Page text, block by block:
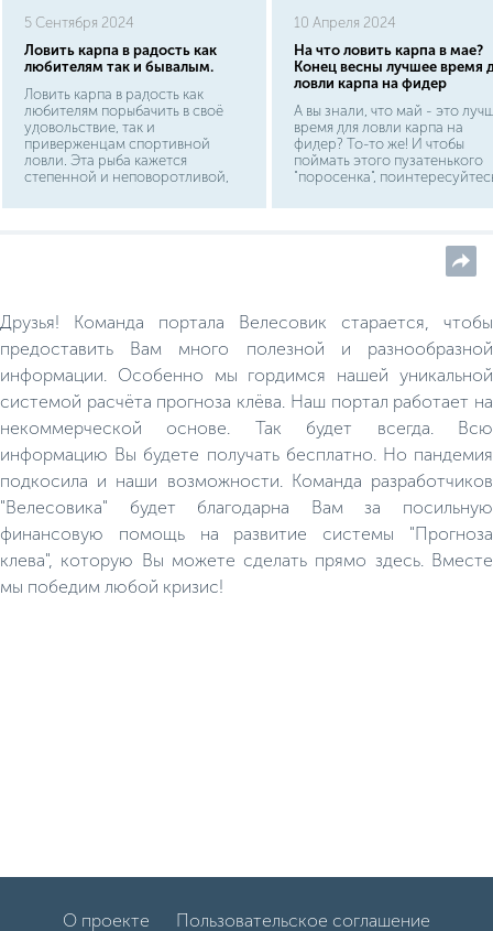
5 Сентября 2024
Ловить карпа в радость как
любителям так и бывалым.
Ловить карпа в радость как
любителям порыбачить в своё
удовольствие, так и
приверженцам спортивной
ловли. Эта рыба кажется
степенной и неповоротливой,
– жизнелюб, и ловко уходит с
сазана, и был окультурен так
успешно, что прижился в
водоёмах от Камчатки до
Средней Азии.
10 Апреля 2024
На что ловить карпа в мае?
Конец весны лучшее время
ловли карпа на фидер
А вы знали, что май - это
время для ловли карпа на
фидер? То-то же! И чтобы
поймать этого пузатенького
"поросенка",
перехитрить и уйти с
постараемся ответить на эти
вопросы. Майский
собственной воле откажется
трофейной рыбалки? Все, от
мала до велика, любители и
профессионалы уже вовсю
готовят свои снасти и
продумывают маршруты.
Друзья! Команда портала Велесовик старается, чтобы
предоставить Вам много полезной и разнообразной
информации. Особенно мы гордимся нашей уникальной
системой расчёта прогноза клёва. Наш портал работает на
некоммерческой основе. Так будет всегда. Всю
информацию Вы будете получать бесплатно. Но пандемия
подкосила и наши возможности. Команда разработчиков
"Велесовика" будет благодарна Вам за посильную
финансовую помощь на развитие системы "Прогноза
клева", которую Вы можете сделать прямо здесь. Вместе
мы победим любой кризис!
О проекте Пользовательское соглашение